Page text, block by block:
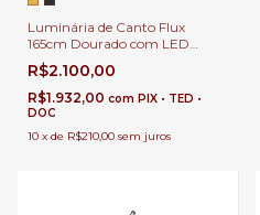
Luminária de Canto Flux
165cm Dourado com LED
2880Lm para Leitura,
Quartos, Escritórios e Áreas
Internas
R$2.100,00
R$1.932,00 com PIX • TED •
DOC
10 x de R$210,00 sem juros